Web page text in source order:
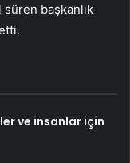
süren başkanlık
ve insanlar için